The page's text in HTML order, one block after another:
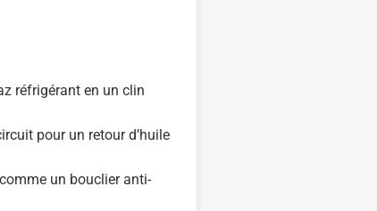
réfrigérant en un clin
pour un retour d’huile
un bouclier anti-